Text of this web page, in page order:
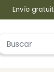
Envío